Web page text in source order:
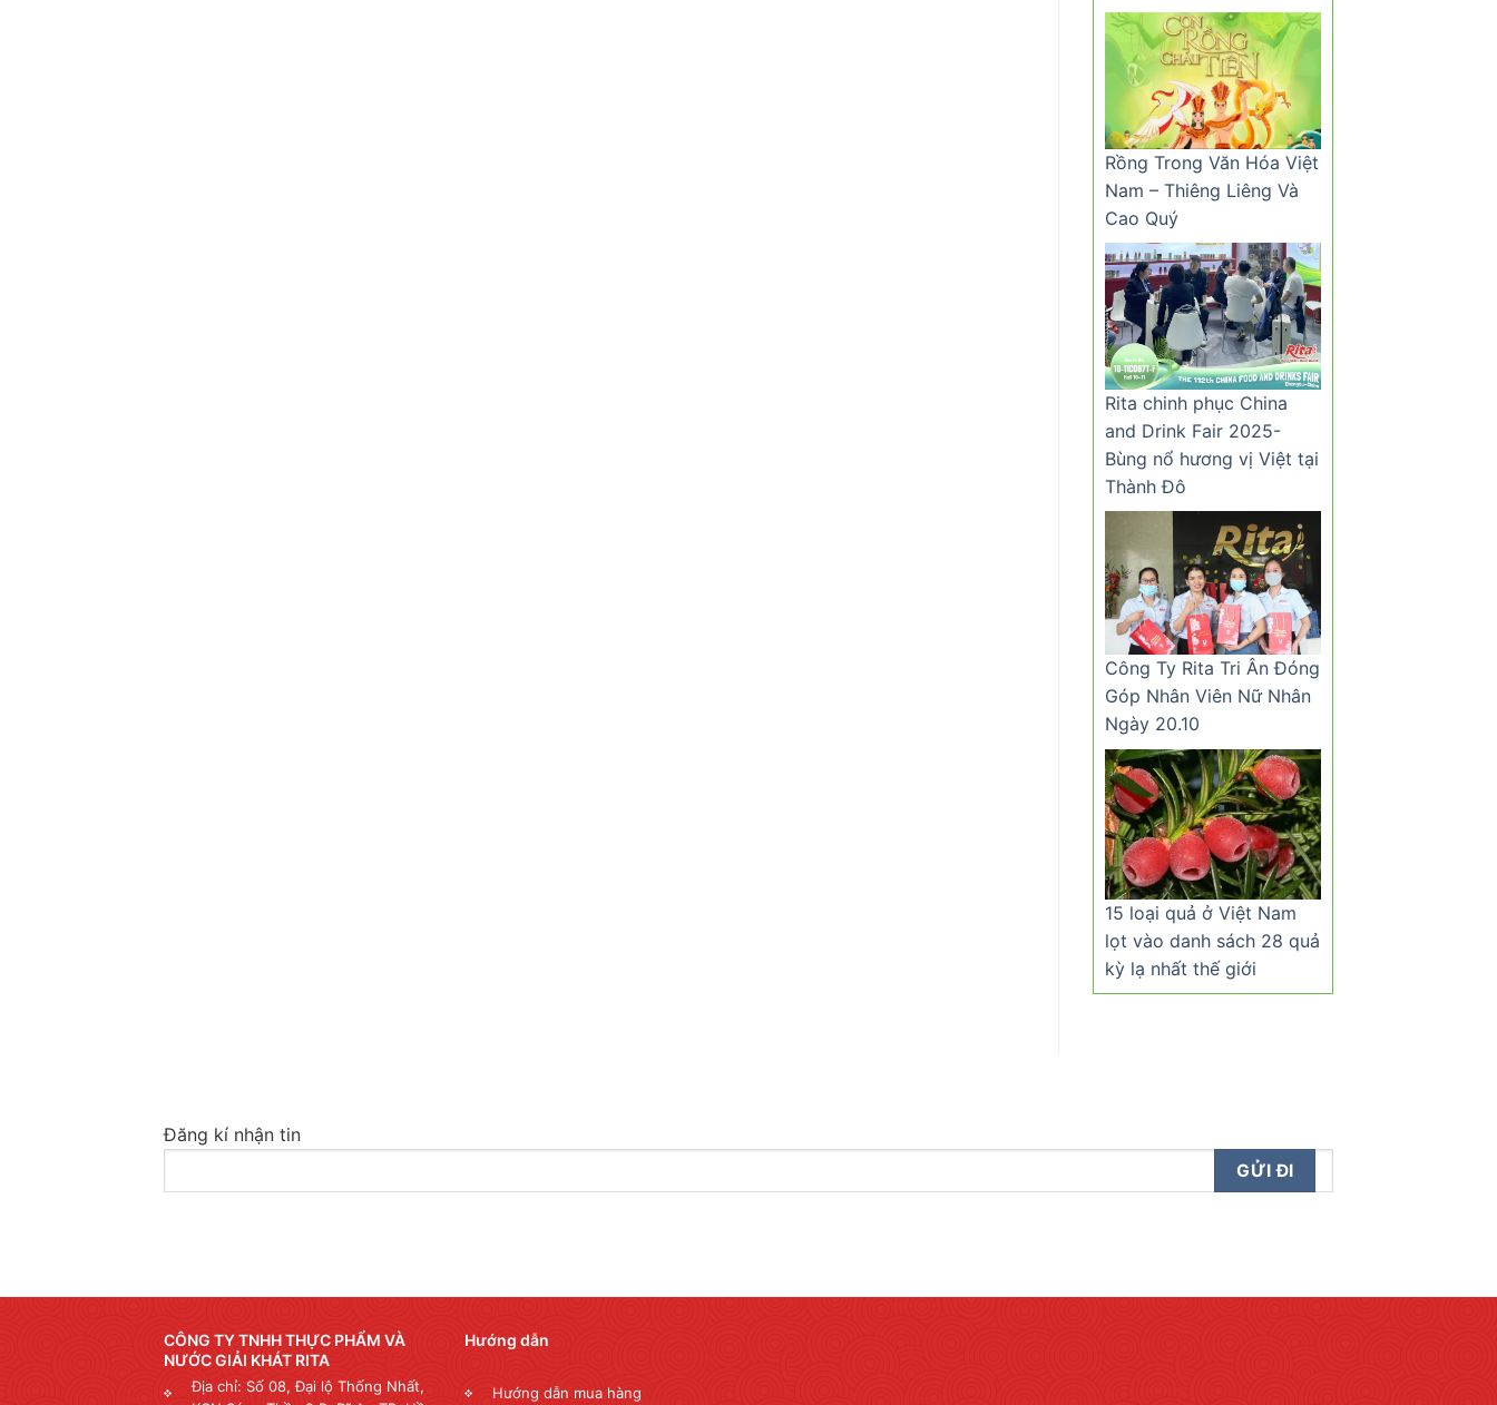
Rồng Trong Văn Hóa Việt
Nam – Thiêng Liêng Và
Cao Quý
Rita chinh phục China
and Drink Fair 2025-
Bùng nổ hương vị Việt tại
Thành Đô
Công Ty Rita Tri Ân Đóng
Góp Nhân Viên Nữ Nhân
Ngày 20.10
15 loại quả ở Việt Nam
lọt vào danh sách 28 quả
kỳ lạ nhất thế giới
Đăng kí nhận tin
CÔNG TY TNHH THỰC PHẨM VÀ
NƯỚC GIẢI KHÁT RITA
Địa chỉ: Số 08, Đại lộ Thống Nhất,
Hướng dẫn
Hướng dẫn mua hàng